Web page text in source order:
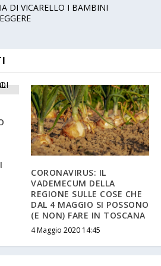
DI VICARELLO I BAMBINI
CORONAVIRUS: IL
VADEMECUM DELLA
REGIONE SULLE COSE CHE
DAL 4 MAGGIO SI POSSONO
(E NON) FARE IN TOSCANA
4 Maggio 2020 14:45